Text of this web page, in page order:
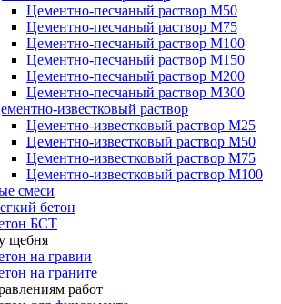
Цементно-песчаный раствор М50
Цементно-песчаный раствор М75
Цементно-песчаный раствор М100
Цементно-песчаный раствор М150
Цементно-песчаный раствор М200
Цементно-песчаный раствор М300
известковый раствор
Цементно-известковый раствор М25
Цементно-известковый раствор М50
Цементно-известковый раствор М75
Цементно-известковый раствор М100
смеси
бетон
БСТ
щебня
на гравии
на граните
работ